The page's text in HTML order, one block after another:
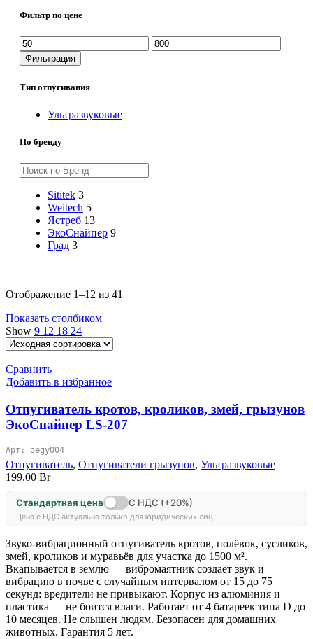
Фильтр по цене
Минимальная
цена
Максимальная
цена
Фильтрация
Тип отпугивания
Ультразвуковые
По бренду
Sititek 3
Weitech 5
Ястреб 13
ЭкоСнайпер 9
Град 3
Отображение 1–12 из 41
Показать столбиком
Show 9 12 18 24
Сравнить
Добавить в избранное
Отпугиватель кротов, кроликов, змей, грызунов
ЭкоСнайпер LS-207
Арт: oegy004
Отпугиватель, Отпугиватели грызунов, Ультразвуковые
199.00 Br
Стандартная цена С НДС (+20%)
Цена с НДС актуальна только для юридических лиц
Звуко-вибрационный отпугиватель кротов, полёвок, сусликов,
змей, кроликов и муравьёв для участка до 1500 м².
Вкапывается в землю — вибромаятник создаёт звук и
вибрацию в почве с случайным интервалом от 15 до 75
секунд: вредители не привыкают. Корпус из алюминия и
пластика — не боится влаги. Работает от 4 батареек типа D до
10 месяцев. Не слышен людям. Безопасен для домашних
животных. Гарантия 5 лет.